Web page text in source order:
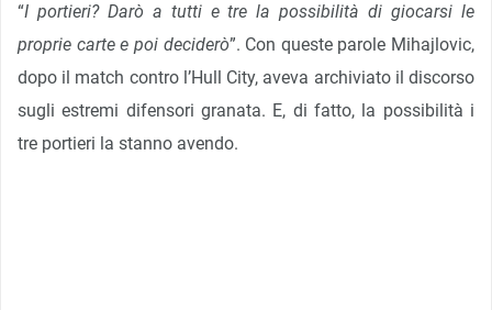
“I portieri? Darò a tutti e tre la possibilità di giocarsi le
proprie carte e poi deciderò”. Con queste parole Mihajlovic,
dopo il match contro l’Hull City, aveva archiviato il discorso
sugli estremi difensori granata. E, di fatto, la possibilità i
tre portieri la stanno avendo.